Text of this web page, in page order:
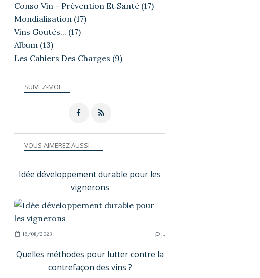
SUIVEZ-MOI
VOUS AIMEREZ AUSSI :
Idée développement durable pour les
vignerons
16/08/2023 …
Quelles méthodes pour lutter contre la
contrefaçon des vins ?
Conso Vin - Prévention Et Santé (17)
Mondialisation (17)
Vins Goutés... (17)
Album (13)
Les Cahiers Des Charges (9)